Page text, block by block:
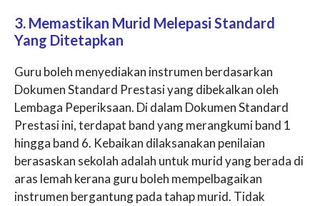
3. Memastikan Murid Melepasi Standard
Yang Ditetapkan
Guru boleh menyediakan instrumen berdasarkan
Dokumen Standard Prestasi yang dibekalkan oleh
Lembaga Peperiksaan. Di dalam Dokumen Standard
Prestasi ini, terdapat band yang merangkumi band 1
hingga band 6. Kebaikan dilaksanakan penilaian
berasaskan sekolah adalah untuk murid yang berada di
aras lemah kerana guru boleh mempelbagaikan
instrumen bergantung pada tahap murid. Tidak